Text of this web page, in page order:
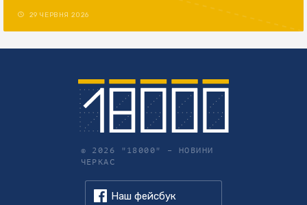
29 ЧЕРВНЯ 2026
© 2026 "18000" – НОВИНИ
ЧЕРКАС
Наш фейсбук